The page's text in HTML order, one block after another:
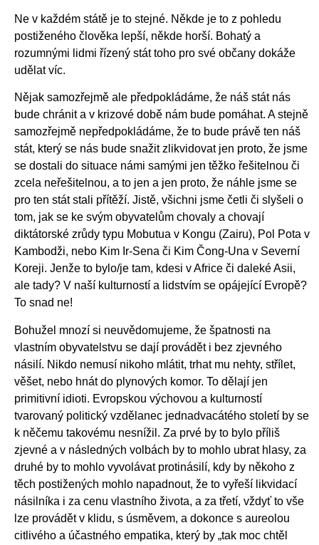
Ne v každém státě je to stejné. Někde je to z pohledu
postiženého člověka lepší, někde horší. Bohatý a
rozumnými lidmi řízený stát toho pro své občany dokáže
udělat víc.
Nějak samozřejmě ale předpokládáme, že náš stát nás
bude chránit a v krizové době nám bude pomáhat. A stejně
samozřejmě nepředpokládáme, že to bude právě ten náš
stát, který se nás bude snažit zlikvidovat jen proto, že jsme
se dostali do situace námi samými jen těžko řešitelnou či
zcela neřešitelnou, a to jen a jen proto, že náhle jsme se
pro ten stát stali přítěží. Jistě, všichni jsme četli či slyšeli o
tom, jak se ke svým obyvatelům chovaly a chovají
diktátorské zrůdy typu Mobutua v Kongu (Zairu), Pol Pota v
Kambodži, nebo Kim Ir-Sena či Kim Čong-Una v Severní
Koreji. Jenže to bylo/je tam, kdesi v Africe či daleké Asii,
ale tady? V naší kulturností a lidstvím se opájející Evropě?
To snad ne!
Bohužel mnozí si neuvědomujeme, že špatnosti na
vlastním obyvatelstvu se dají provádět i bez zjevného
násilí. Nikdo nemusí nikoho mlátit, trhat mu nehty, střílet,
věšet, nebo hnát do plynových komor. To dělají jen
primitivní idioti. Evropskou výchovou a kulturností
tvarovaný politický vzdělanec jednadvacátého století by se
k něčemu takovému nesnížil. Za prvé by to bylo příliš
zjevné a v následných volbách by to mohlo ubrat hlasy, za
druhé by to mohlo vyvolávat protinásilí, kdy by někoho z
těch postižených mohlo napadnout, že to vyřeší likvidací
násilníka i za cenu vlastního života, a za třetí, vždyť to vše
lze provádět v klidu, s úsměvem, a dokonce s aureolou
citlivého a účastného empatika, který by „tak moc chtěl